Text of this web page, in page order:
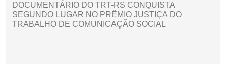
DOCUMENTÁRIO DO TRT-RS CONQUISTA
SEGUNDO LUGAR NO PRÊMIO JUSTIÇA DO
TRABALHO DE COMUNICAÇÃO SOCIAL